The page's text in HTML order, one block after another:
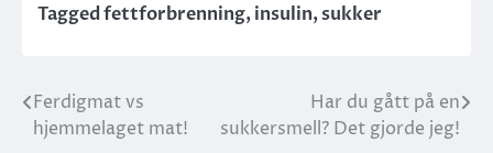
Taggedfettforbrenning,insulin,sukker
Ferdigmat vs
hjemmelaget mat!
Har du gått på en
sukkersmell? Det gjorde jeg!